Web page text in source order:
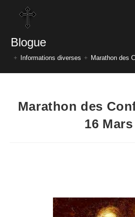
Blogue
+ Informations diverses + Marathon des
Marathon des
16 Mars